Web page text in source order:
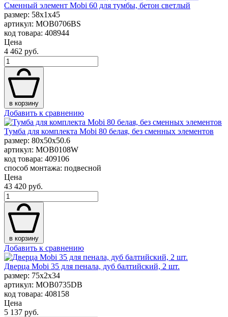
Сменный элемент Mobi 60 для тумбы, бетон светлый
размер: 58x1x45
артикул: MOB0706BS
код товара: 408944
Цена
4 462 руб.
в корзину
Добавить к сравнению
Тумба для комплекта Mobi 80 белая, без сменных элементов
размер: 80x50x50.6
артикул: MOB0108W
код товара: 409106
способ монтажа: подвесной
Цена
43 420 руб.
в корзину
Добавить к сравнению
Дверца Mobi 35 для пенала, дуб балтийский, 2 шт.
размер: 75x2x34
артикул: MOB0735DB
код товара: 408158
Цена
5 137 руб.